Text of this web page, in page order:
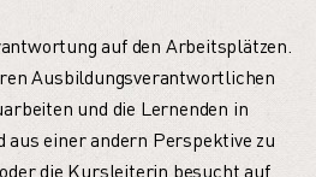
auf den Arbeitsplätzen.
Ausbildungsverantwortlichen
und die Lernenden in
aus einer andern Perspektive zu
die Kursleiterin besucht auf